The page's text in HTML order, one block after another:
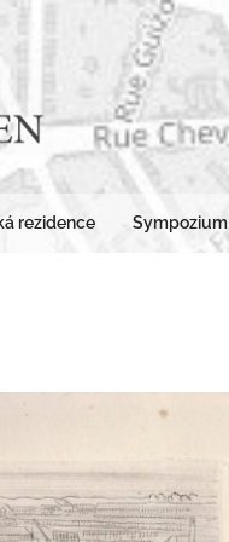
rezidence Sympozium